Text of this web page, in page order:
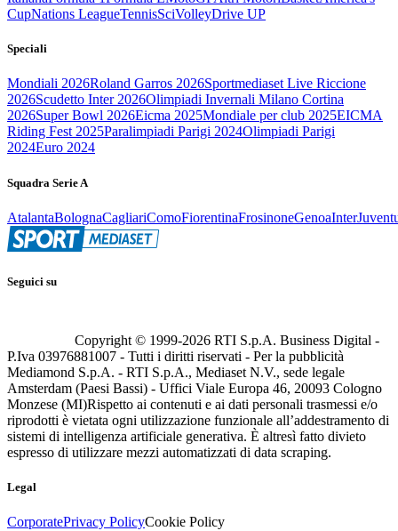
CupNations LeagueTennisSciVolleyDrive UP
Speciali
Mondiali 2026Roland Garros 2026Sportmediaset Live Riccione
2026Scudetto Inter 2026Olimpiadi Invernali Milano Cortina
2026Super Bowl 2026Eicma 2025Mondiale per club 2025EICMA
Riding Fest 2025Paralimpiadi Parigi 2024Olimpiadi Parigi
2024Euro 2024
Squadra Serie A
AtalantaBolognaCagliariComoFiorentinaFrosinoneGenoaInter
Seguici su
Copyright © 1999-2026 RTI S.p.A. Business Digital -
P.Iva 03976881007 - Tutti i diritti riservati - Per la pubblicità
Mediamond S.p.A. - RTI S.p.A., Mediaset N.V., sede legale
Amsterdam (Paesi Bassi) - Uffici Viale Europa 46, 20093 Cologno
Monzese (MI)Rispetto ai contenuti e ai dati personali trasmessi e/o
riprodotti è vietata ogni utilizzazione funzionale all’addestramento di
sistemi di intelligenza artificiale generativa. È altresì fatto divieto
espresso di utilizzare mezzi automatizzati di data scraping.
Legal
CorporatePrivacy PolicyCookie Policy